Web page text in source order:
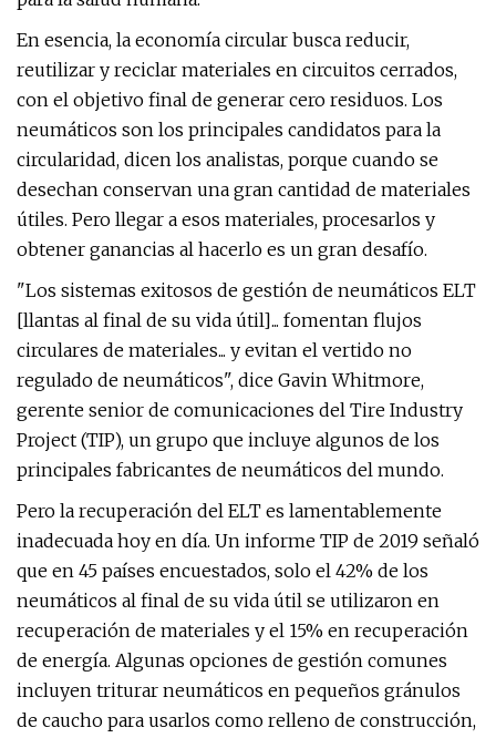
En esencia, la economía circular busca reducir,
reutilizar y reciclar materiales en circuitos cerrados,
con el objetivo final de generar cero residuos. Los
neumáticos son los principales candidatos para la
circularidad, dicen los analistas, porque cuando se
desechan conservan una gran cantidad de materiales
útiles. Pero llegar a esos materiales, procesarlos y
obtener ganancias al hacerlo es un gran desafío.
"Los sistemas exitosos de gestión de neumáticos ELT
[llantas al final de su vida útil]... fomentan flujos
circulares de materiales... y evitan el vertido no
regulado de neumáticos", dice Gavin Whitmore,
gerente senior de comunicaciones del Tire Industry
Project (TIP), un grupo que incluye algunos de los
principales fabricantes de neumáticos del mundo.
Pero la recuperación del ELT es lamentablemente
inadecuada hoy en día. Un informe TIP de 2019 señaló
que en 45 países encuestados, solo el 42% de los
neumáticos al final de su vida útil se utilizaron en
recuperación de materiales y el 15% en recuperación
de energía. Algunas opciones de gestión comunes
incluyen triturar neumáticos en pequeños gránulos
de caucho para usarlos como relleno de construcción,